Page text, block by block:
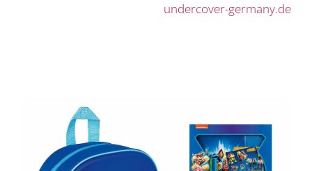
undercover-germany.de